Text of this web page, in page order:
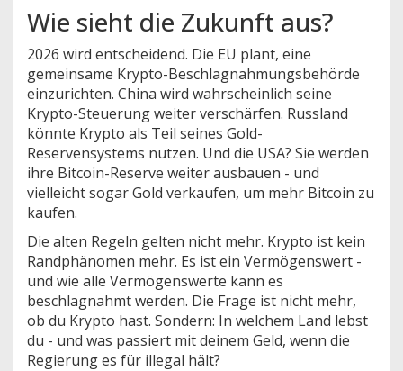
Wie sieht die Zukunft aus?
2026 wird entscheidend. Die EU plant, eine
gemeinsame Krypto-Beschlagnahmungsbehörde
einzurichten. China wird wahrscheinlich seine
Krypto-Steuerung weiter verschärfen. Russland
könnte Krypto als Teil seines Gold-
Reservensystems nutzen. Und die USA? Sie werden
ihre Bitcoin-Reserve weiter ausbauen - und
vielleicht sogar Gold verkaufen, um mehr Bitcoin zu
kaufen.
Die alten Regeln gelten nicht mehr. Krypto ist kein
Randphänomen mehr. Es ist ein Vermögenswert -
und wie alle Vermögenswerte kann es
beschlagnahmt werden. Die Frage ist nicht mehr,
ob du Krypto hast. Sondern: In welchem Land lebst
du - und was passiert mit deinem Geld, wenn die
Regierung es für illegal hält?